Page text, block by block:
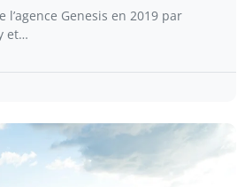
l’agence Genesis en 2019 par
et…